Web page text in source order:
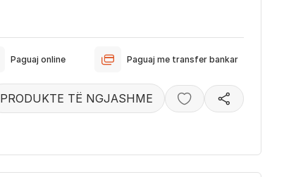
Paguaj online Paguaj me transfer bankar
PRODUKTE TË NGJASHME